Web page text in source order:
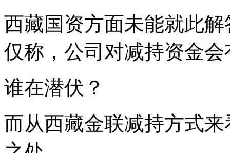
西藏国资方面未能就此
仅称，公司对减持资金
谁在潜伏？
而从西藏金联减持方式